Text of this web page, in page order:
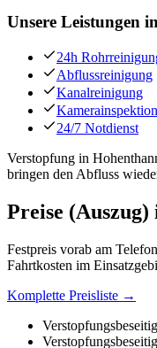
Unsere Leistungen in
24h
Abflussreinigung
Kanalreinigung
Kamerainspektion
24/7 Notdienst
Verstopfung in
bringen den Abfluss
Preise (Auszug)
Festpreis vorab am
Fahrtkosten im
Komplette Preisliste →